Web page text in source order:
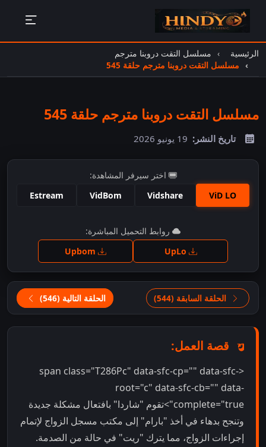
الرئيسية
مسلسل التقت دروبنا مترجم
مسلسل التقت دروبنا مترجم حلقة 545
مسلسل التقت دروبنا مترجم حلقة 545
تاريخ النشر: 19 يونيو 2026
اختر سيرفر المشاهدة:
ViD LO
Vidshare
VidBom
Estream
اضغط للمشاهدة
روابط التحميل المباشرة:
الحلقة السابقة (544) الحلقة التالية (546)
قصة العمل:
<span class="T286Pc" data-sfc-cp="" data-sfc-
root="c" data-sfc-cb="" data-
complete="true">تقوم "شاردا" بافتعال مشكلة جديدة
وتنجح بدهاء في أخذ "بارام" إلى مكتب مسجل الزواج لإتمام
إجراءات الزواج، مما يترك "ريت" في حالة من الصدمة.